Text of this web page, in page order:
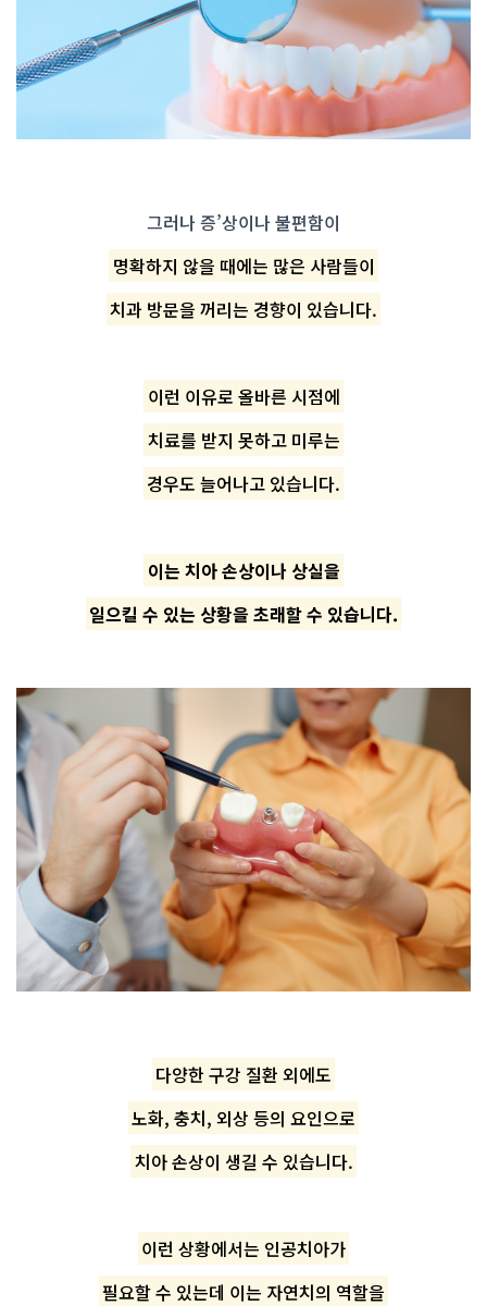
그러나 증’상이나 불편함이
명확하지 않을 때에는 많은 사람들이
치과 방문을 꺼리는 경향이 있습니다.
이런 이유로 올바른 시점에
치료를 받지 못하고 미루는
경우도 늘어나고 있습니다.
이는 치아 손상이나 상실을
일으킬 수 있는 상황을 초래할 수 있습니다.
다양한 구강 질환 외에도
노화, 충치, 외상 등의 요인으로
치아 손상이 생길 수 있습니다.
이런 상황에서는 인공치아가
필요할 수 있는데 이는 자연치의 역할을